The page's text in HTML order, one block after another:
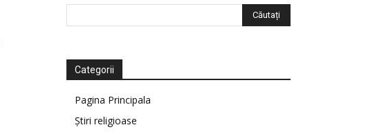
Categorii
Pagina Principala
Știri religioase